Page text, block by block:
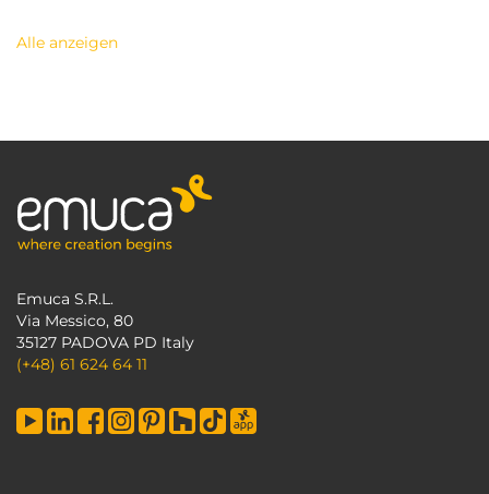
Alle anzeigen
Emuca S.R.L.
Via Messico, 80
35127 PADOVA PD Italy
(+48) 61 624 64 11